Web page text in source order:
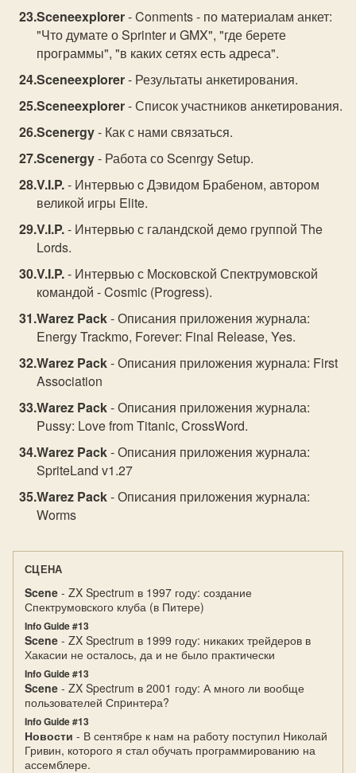
Sceneexplorer- Conments - по материалам анкет:
"Что думате о Sprinter и GMX", "где берете
программы", "в каких сетях есть адреса".
Sceneexplorer- Результаты анкетирования.
Sceneexplorer- Список участников анкетирования.
Scenergy- Как с нами связаться.
Scenergy- Работа со Scenrgy Setup.
V.I.P.- Интервью c Дэвидом Брабеном, автором
великой игры Elite.
V.I.P.- Интервью с галандской демо группой The
Lords.
V.I.P.- Интервью с Московской Спектрумовской
командой - Cosmic (Progress).
Warez Pack- Описания приложения журнала:
Energy Trackmo, Forever: Final Release, Yes.
Warez Pack- Описания приложения журнала: First
Association
Warez Pack- Описания приложения журнала:
Pussy: Love from Titanic, CrossWord.
Warez Pack- Описания приложения журнала:
SpriteLand v1.27
Warez Pack- Описания приложения журнала:
Worms
СЦЕНА
Scene - ZX Spectrum в 1997 году: создание
Спектрумовского клуба (в Питере)
Info Guide #13
Scene - ZX Spectrum в 1999 году: никаких трейдеров в
Хакасии не осталось, да и не было практически
Info Guide #13
Scene - ZX Spectrum в 2001 году: А много ли вообще
пользователей Спpинтеpа?
Info Guide #13
Новости - В сентябре к нам на работу поступил Николай
Гривин, которого я стал обучать программированию на
ассемблере.